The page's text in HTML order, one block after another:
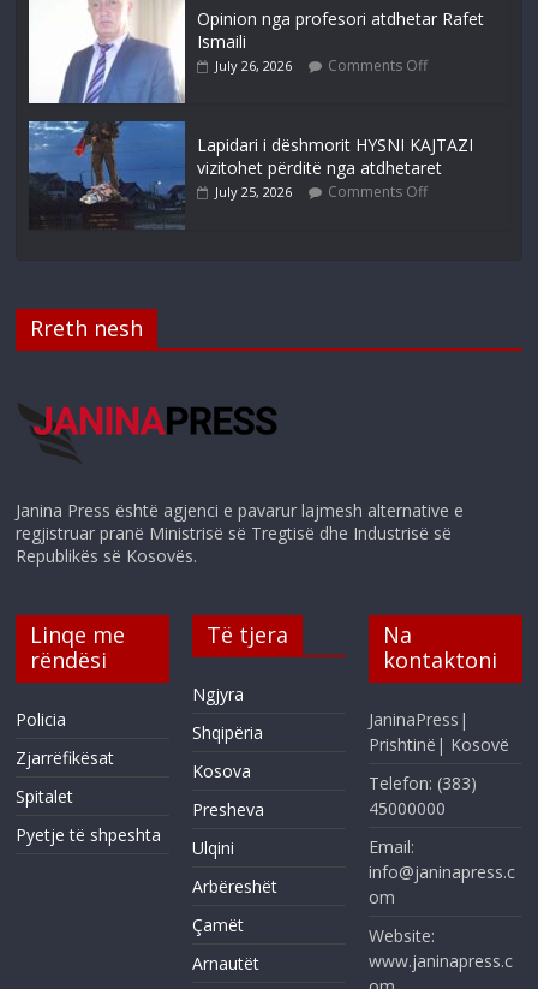
Opinion nga profesori atdhetar Rafet
Ismaili
July 26, 2026 Comments Off
Lapidari i dëshmorit HYSNI KAJTAZI
vizitohet përditë nga atdhetaret
July 25, 2026 Comments Off
Rreth nesh
Janina Press është agjenci e pavarur lajmesh alternative e
regjistruar pranë Ministrisë së Tregtisë dhe Industrisë së
Republikës së Kosovës.
Linqe me
rëndësi
Policia
Zjarrëfikësat
Spitalet
Pyetje të shpeshta
Të tjera
Ngjyra
Shqipëria
Kosova
Presheva
Ulqini
Arbëreshët
Çamët
Arnautët
Na
kontaktoni
JaninaPress|
Prishtinë| Kosovë
Telefon: (383)
45000000
Email:
info@janinapress.c
om
Website:
www.janinapress.c